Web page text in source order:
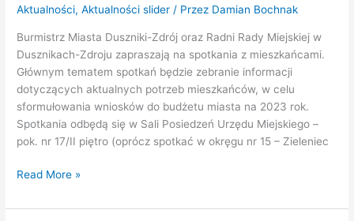
Aktualności,Aktualności slider / Przez Damian Bochnak
Burmistrz Miasta Duszniki-Zdrój oraz Radni Rady Miejskiej w
Dusznikach-Zdroju zapraszają na spotkania z mieszkańcami.
Głównym tematem spotkań będzie zebranie informacji
dotyczących aktualnych potrzeb mieszkańców, w celu
sformułowania wniosków do budżetu miasta na 2023 rok.
Spotkania odbędą się w Sali Posiedzeń Urzędu Miejskiego –
pok. nr 17/II piętro (oprócz spotkać w okręgu nr 15 – Zieleniec
Read More »